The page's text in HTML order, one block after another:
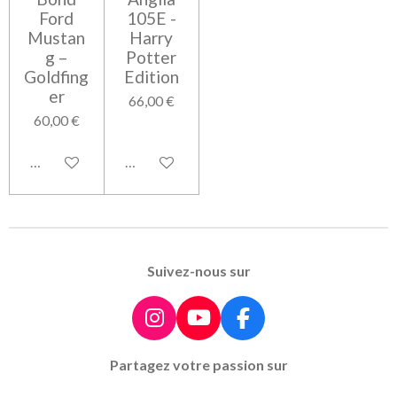
Ford
Mustan
g –
Goldfing
er
60,00 €
Ajouter au panier
105E -
Harry
Potter
Edition
66,00 €
Ajouter au panier
Suivez-nous sur
I
s
Y
u
F
c
Partagez votre passion sur